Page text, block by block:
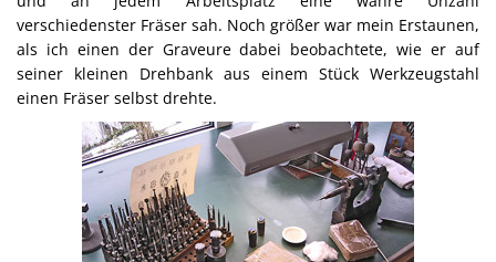
verschiedenster Fräser sah. Noch größer war mein Erstaunen,
als ich einen der Graveure dabei beobachtete, wie er auf
seiner kleinen Drehbank aus einem Stück Werkzeugstahl
einen Fräser selbst drehte.